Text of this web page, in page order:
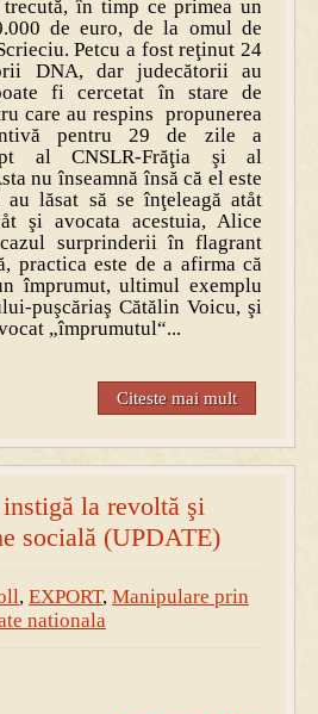
trecută, în timp ce primea un
de euro, de la omul de
Petcu a fost reţinut 24
DNA, dar judecătorii au
fi cercetat în stare de
care au respins propunerea
pentru 29 de zile a
al CNSLR-Frăţia şi al
nu înseamnă însă că el este
au lăsat să se înţeleagă atåt
şi avocata acestuia, Alice
surprinderii în flagrant
practica este de a afirma că
împrumut, ultimul exemplu
puşcăriaş Cătălin Voicu, şi
„împrumutul“...
Citeste mai mult
la revoltă şi
socială (UPDATE)
, EXPORT, Manipulare prin
nationala